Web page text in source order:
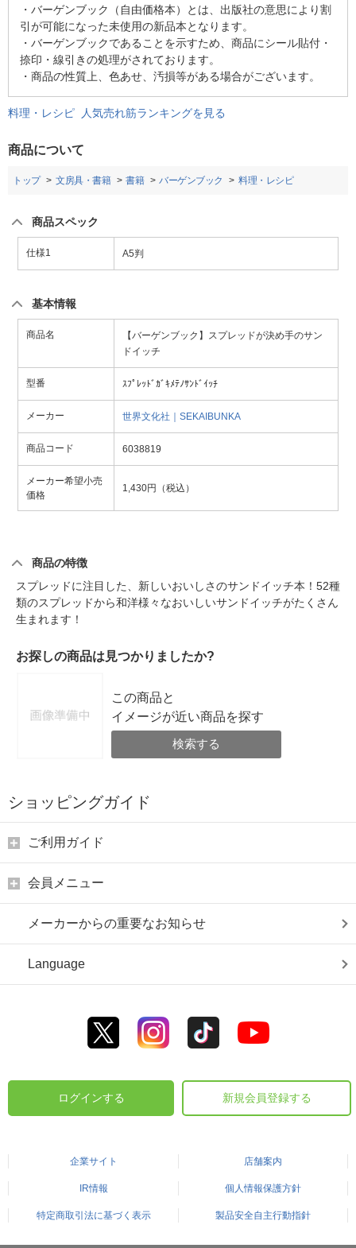
・バーゲンブック（自由価格本）とは、出版社の意思により割
引が可能になった未使用の新品本となります。
・バーゲンブックであることを示すため、商品にシール貼付・
捺印・線引きの処理がされております。
・商品の性質上、色あせ、汚損等がある場合がございます。
料理・レシピ 人気売れ筋ランキングを見る
商品について
トップ 文房具・書籍 書籍 バーゲンブック 料理・レシピ
商品スペック
仕様1 A5判
基本情報
商品名
【バーゲンブック】スプレッドが決め手のサン
ドイッチ
型番 ｽﾌﾟﾚｯﾄﾞｶﾞｷﾒﾃﾉｻﾝﾄﾞｲｯﾁ
メーカー 世界文化社｜SEKAIBUNKA
商品コード 6038819
メーカー希望小売
価格
1,430円（税込）
商品の特徴
スプレッドに注目した、新しいおいしさのサンドイッチ本！52種
類のスプレッドから和洋様々なおいしいサンドイッチがたくさん
生まれます！
お探しの商品は見つかりましたか?
この商品と
イメージが近い商品を探す
検索する
ショッピングガイド
ご利用ガイド
会員メニュー
メーカーからの重要なお知らせ
Language
ログインする 新規会員登録する
企業サイト 店舗案内
IR情報 個人情報保護方針
特定商取引法に基づく表示 製品安全自主行動指針